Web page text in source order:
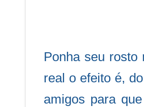
Ponha seu
real o efeito é,
amigos para